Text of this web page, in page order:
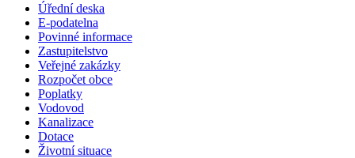
Úřední deska
E-podatelna
Povinné informace
Zastupitelstvo
Veřejné zakázky
Rozpočet obce
Poplatky
Vodovod
Kanalizace
Dotace
Životní situace